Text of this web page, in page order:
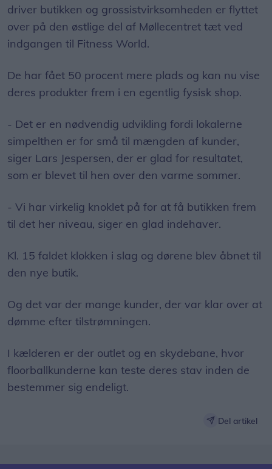
driver butikken og grossistvirksomheden er flyttet
over på den østlige del af Møllecentret tæt ved
indgangen til Fitness World.
De har fået 50 procent mere plads og kan nu vise
deres produkter frem i en egentlig fysisk shop.
- Det er en nødvendig udvikling fordi lokalerne
simpelthen er for små til mængden af kunder,
siger Lars Jespersen, der er glad for resultatet,
som er blevet til hen over den varme sommer.
- Vi har virkelig knoklet på for at få butikken frem
til det her niveau, siger en glad indehaver.
Kl. 15 faldet klokken i slag og dørene blev åbnet til
den nye butik.
Og det var der mange kunder, der var klar over at
dømme efter tilstrømningen.
I kælderen er der outlet og en skydebane, hvor
floorballkunderne kan teste deres stav inden de
bestemmer sig endeligt.
Del artikel